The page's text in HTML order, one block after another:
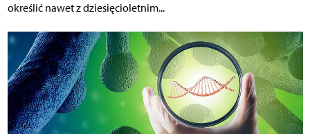
określić nawet z dziesięcioletnim...